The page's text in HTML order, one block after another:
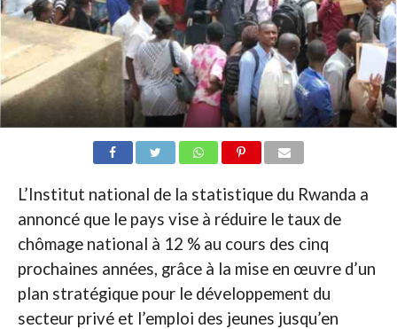
L’Institut national de la statistique du Rwanda a
annoncé que le pays vise à réduire le taux de
chômage national à 12 % au cours des cinq
prochaines années, grâce à la mise en œuvre d’un
plan stratégique pour le développement du
secteur privé et l’emploi des jeunes jusqu’en